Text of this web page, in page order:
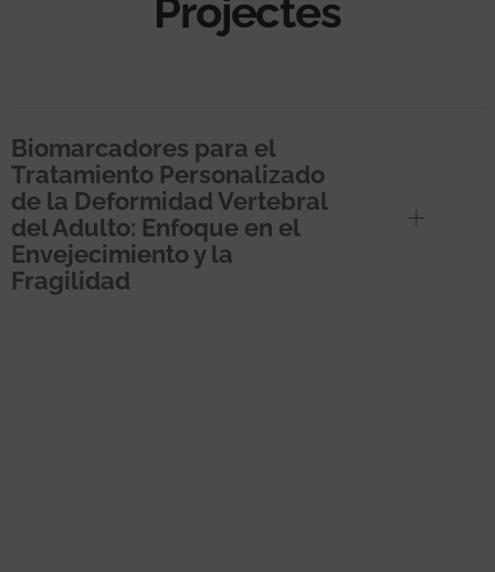
Projectes
Biomarcadores para el
Tratamiento Personalizado
de la Deformidad Vertebral
del Adulto: Enfoque en el
Envejecimiento y la
Fragilidad